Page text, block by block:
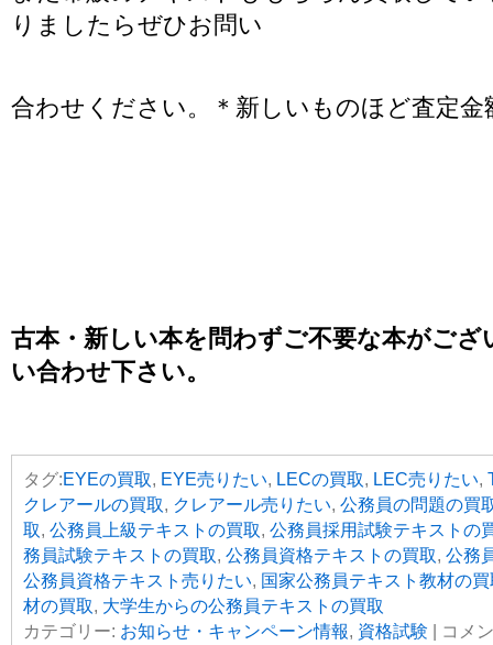
りましたらぜひお問い
合わせください。＊新しいものほど査定
古本・新しい本を問わずご不要な本がご
い合わせ下さい。
タグ:EYEの買取, EYE売りたい, LECの買取, LEC売りたい,
クレアールの買取, クレアール売りたい, 公務員の問題の買
取, 公務員上級テキストの買取, 公務員採用試験テキストの
務員試験テキストの買取, 公務員資格テキストの買取, 公務
公務員資格テキスト売りたい, 国家公務員テキスト教材の買
材の買取, 大学生からの公務員テキストの買取
カテゴリー: お知らせ・キャンペーン情報, 資格試験
コメ